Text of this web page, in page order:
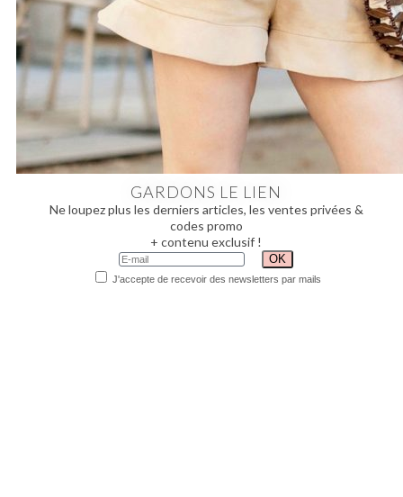
GARDONS LE LIEN
Ne loupez plus les derniers articles, les ventes privées &
codes promo
+ contenu exclusif !
J'accepte de recevoir des newsletters par mails